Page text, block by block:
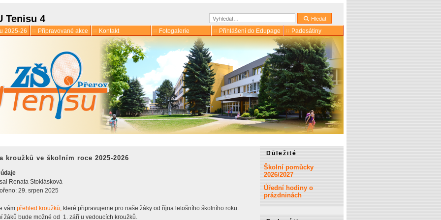
Tenisu 4 Hledat Hledat
2025-26 Připravované akce Kontakt Fotogalerie Přihlášení do Edupage
Padesátiny
kroužků ve školním roce 2025-2026
Renata Stoklásková
29. srpen 2025
vám přehled kroužků,které připravujeme pro naše žáky od října letošního školního roku.
žáků bude možné od 1. září u vedoucích kroužků.
Důležité
Školní pomůcky
2026/2027
Úřední hodiny o
prázdninách